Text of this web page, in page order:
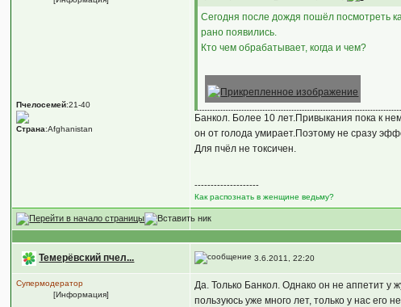
Пчелосемей:21-40
Страна:Afghanistan
Сегодня после дождя пошёл посмотреть
рано появились.
Кто чем обрабатывает, когда и чем?
Банкол. Более 10 лет.Привыкания пока к
он от голода умирает.Поэтому не сразу
Для пчёл не токсичен.
--------------------
Как распознать в женщине ведьму?
Темерёвский пчел... 3.6.2011, 22:20
Супермодератор
[Информация]
Да. Только Банкол. Однако он не аппетит у
пользуюсь уже много лет, только у нас его